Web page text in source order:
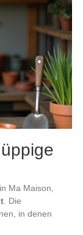
Ma Maison,
. Die
in denen